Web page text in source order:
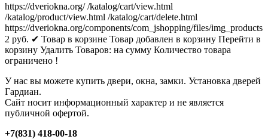
https://dveriokna.org/ /katalog/cart/view.html
/katalog/product/view.html /katalog/cart/delete.html
https://dveriokna.org/components/com_jshopping/files/img_products
2 руб. ✔ Товар в корзине Товар добавлен в корзину Перейти в
корзину Удалить Товаров: на сумму Количество товара
ограничено !
У нас вы можете купить двери, окна, замки. Установка дверей
Гардиан.
Сайт носит информационный характер и не является
публичной офертой.
+7(831) 418-00-18